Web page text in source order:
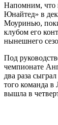
Напомним, что
Юнайтед» в
Моуринью,
клубом его
нынешнего
Под
чемпионате
два раза
того команда
вышла в